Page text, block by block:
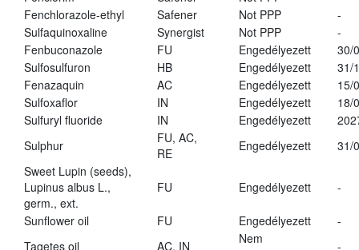
Fenchlorazole-ethyl
Safener Not PPP
-
Sulfaquinoxaline
Synergist Not PPP
-
Fenbuconazole
FU Engedélyezett
30/
Sulfosulfuron
HB Engedélyezett
31/
Fenazaquin
AC Engedélyezett
15/
Sulfoxaflor
IN Engedélyezett
18/
Sulfuryl fluoride
IN Engedélyezett
Sulphur
FU, AC,
RE
Engedélyezett
31/
Sweet Lupin (seeds),
Lupinus albus L.,
germ., ext.
FU Engedélyezett -
Sunflower oil FU Engedélyezett
-
Tagetes oil
AC, IN
Nem
-